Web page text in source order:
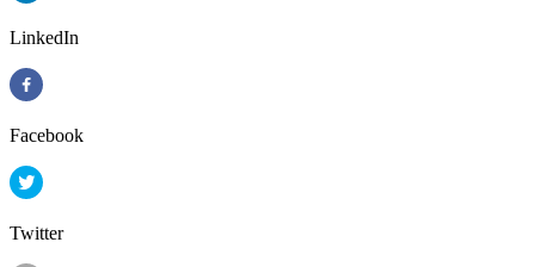
LinkedIn
Facebook
Twitter